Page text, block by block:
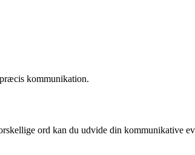
kommunikation.
ord kan du udvide din kommunikative